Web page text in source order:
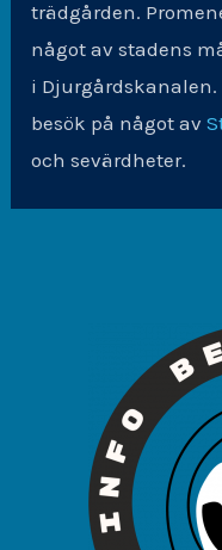
trädgården.
något av stadens
i
besök på något av
och sevärdheter.